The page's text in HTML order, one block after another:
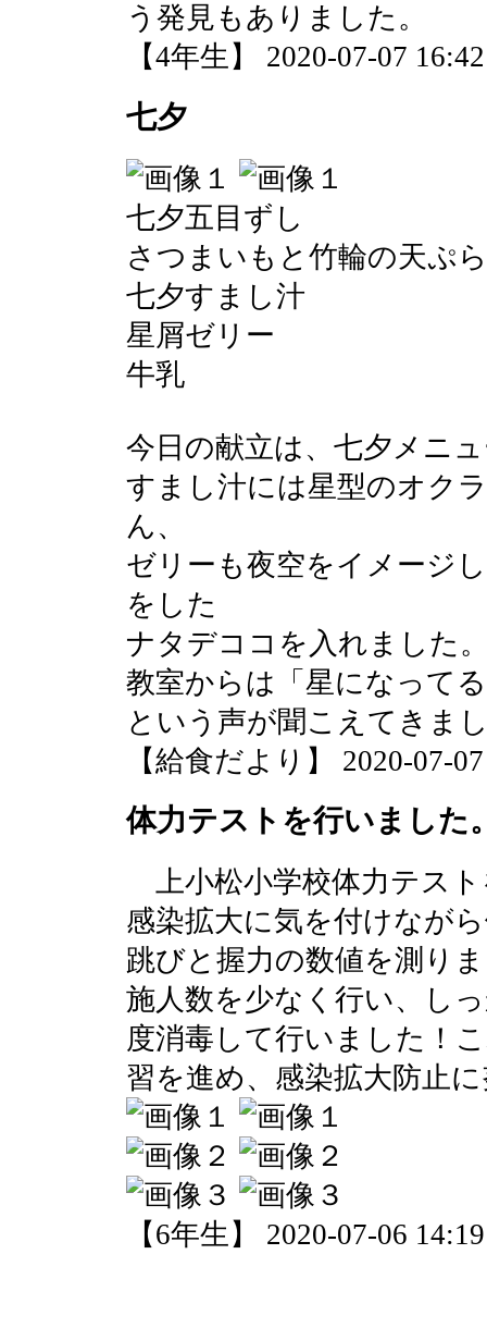
う発見もありました。
【4年生】 2020-07-07
七夕
七夕五目ずし
さつまいもと竹輪の天ぷら
七夕すまし汁
星屑ゼリー
牛乳
今日の献立は、七夕メニ
すまし汁には星型のオク
ん、
ゼリーも夜空をイメージ
をした
ナタデココを入れました
教室からは「星になって
という声が聞こえてきま
【給食だより】 2020-07-
体力テストを行いました
上小松小学校体力テス
感染拡大に気を付けなが
跳びと握力の数値を測り
施人数を少なく行い、し
度消毒して行いました！
習を進め、感染拡大防止
【6年生】 2020-07-06